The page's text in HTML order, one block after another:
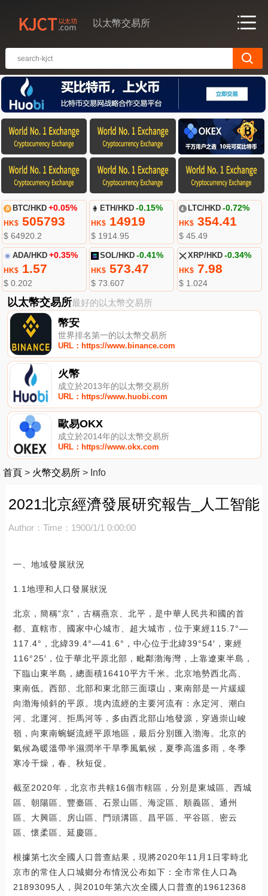
以太幣交易所
BTC/HKD +0.05%
HK$505793
$ 64920.2
ETH/HKD -0.15%
HK$ 14919
$ 1914.95
LTC/HKD -0.72%
HK$354.41
$ 45.49
ADA/HKD +0.35%
HK$1.57
$ 0.202
SOL/HKD -0.41%
HK$ 573.47
$ 73.607
XRP/HKD -0.34%
HK$7.98
$ 1.024
以太幣交易所最好的以太幣交易所
幣安
世界排名第一的以太幣交易所
URL：https://www.binance.com
火幣
成立於2013年的以太幣交易所
URL：https://www.huobi.com
歐易OKX
成立於2014年的以太幣交易所
URL：https://www.okx.com
首頁 > 火幣交易所 > Info
2021北京經濟發展研究報告_人工智能
Author： Time：1900/1/1 0:00:00
一、地域發展狀況
1.1地理和人口發展狀況
北京，簡稱“京”，古稱燕京、北平，是中華人民共和國的首
都、直轄市、國家中心城市、超大城市，位于東經115.7°—
117.4°，北緯39.4°—41.6°，中心位于北緯39°54′，東經
116°25′，位于華北平原北部，毗鄰渤海灣，上靠遼東半島，
下臨山東半島，總面積16410平方千米。北京地勢西北高、
東南低。西部、北部和東北部三面環山，東南部是一片緩緩
向渤海傾斜的平原。境內流經的主要河流有：永定河、潮白
河、北運河、拒馬河等，多由西北部山地發源，穿過崇山峻
嶺，向東南蜿蜒流經平原地區，最后分別匯入渤海。北京的
氣候為暖溫帶半濕潤半干旱季風氣候，夏季高溫多雨，冬季
寒冷干燥，春、秋短促。
截至2020年，北京市共轄16個市轄區，分別是東城區、西城
區、朝陽區、豐臺區、石景山區、海淀區、順義區、通州
區、大興區、房山區、門頭溝區、昌平區、平谷區、密云
區、懷柔區、延慶區。
根據第七次全國人口普查結果，現將2020年11月1日零時北
京市的常住人口城鄉分布情況公布如下：全市常住人口為
21893095人，與2010年第六次全國人口普查的19612368